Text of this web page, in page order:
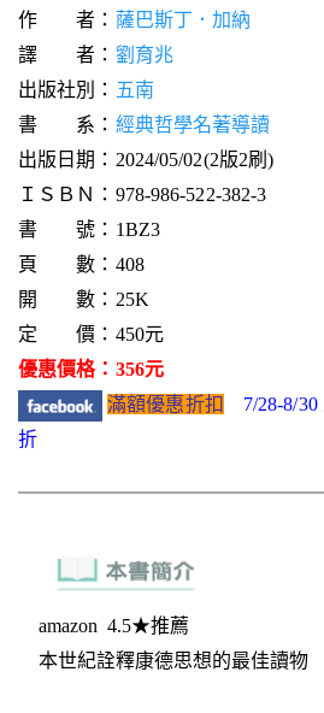
作 者： 薩巴斯丁．加納
譯 者： 劉育兆
出版社別： 五南
書 系： 經典哲學名著導讀
出版日期：2024/05/02(2版2刷)
ＩＳＢＮ：978-986-522-382-3
書 號：1BZ3
頁 數：408
開 數：25K
定 價：450元
優惠價格：356元
滿額優惠折扣
7/28-8/
折